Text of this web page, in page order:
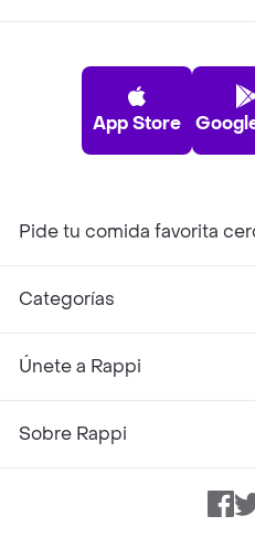
App Store
Pide tu comida favorita
Categorías
Únete a Rappi
Sobre Rappi